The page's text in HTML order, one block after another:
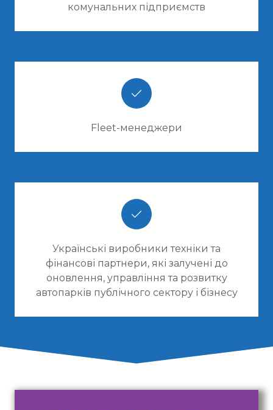
комунальних підприємств
Fleet-менеджери
Українські виробники техніки та
фінансові партнери, які залучені до
оновлення, управління та розвитку
автопарків публічного сектору і бізнесу